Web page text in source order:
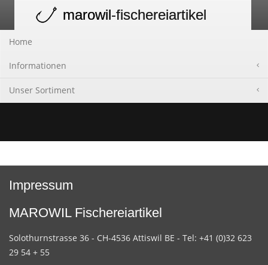
navigation
marowil-fischereiartikel
Home
Informationen
Unser Sortiment
Impressum
MAROWIL Fischereiartikel
Solothurnstrasse 36 - CH-4536 Attiswil BE - Tel: +41 (0)32 623
29 54 + 55